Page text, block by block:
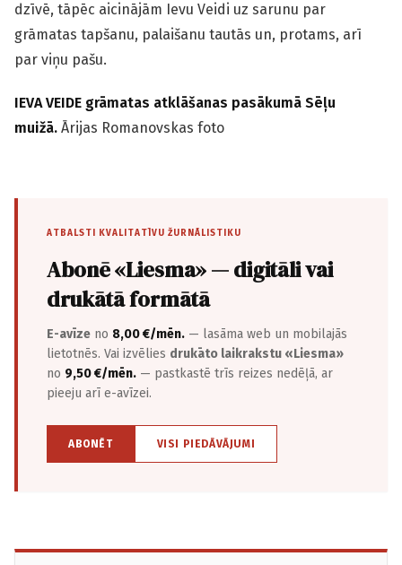
dzīvē, tāpēc aicinājām Ievu Veidi uz sarunu par
grāmatas tapšanu, palaišanu tautās un, protams, arī
par viņu pašu.
IEVA VEIDE grāmatas atklāšanas pasākumā Sēļu
muižā. Ārijas Romanovskas foto
ATBALSTI KVALITATĪVU ŽURNĀLISTIKU
Abonē «Liesma» — digitāli vai
drukātā formātā
E-avīze no 8,00 €/mēn. — lasāma web un mobilajās
lietotnēs. Vai izvēlies drukāto laikrakstu «Liesma»
no 9,50 €/mēn. — pastkastē trīs reizes nedēļā, ar
pieeju arī e-avīzei.
ABONĒT VISI PIEDĀVĀJUMI